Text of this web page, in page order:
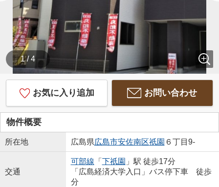
1 / 4
お気に入り追加 お問い合わせ
物件概要
所在地 広島県広島市安佐南区祇園 ６丁目9-
交通
可部線 「 下祇園 」駅 徒歩17分
「広島経済大学入口」バス停下車 徒歩
分